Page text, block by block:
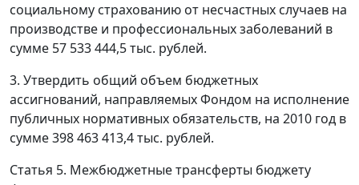
социальному страхованию от несчастных случаев на
производстве и профессиональных заболеваний в
сумме 57 533 444,5 тыс. рублей.
3. Утвердить общий объем бюджетных
ассигнований, направляемых Фондом на исполнение
публичных нормативных обязательств, на 2010 год в
сумме 398 463 413,4 тыс. рублей.
Статья 5. Межбюджетные трансферты бюджету